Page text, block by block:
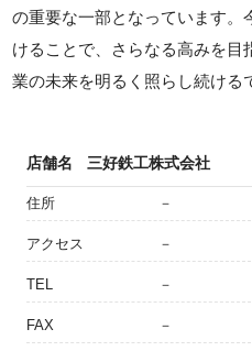
の重要な一部となっています。
けることで、さらなる高みを目
業の未来を明るく照らし続ける
店舗名 三好鉄工株式会社
住所 －
アクセス －
TEL －
FAX －